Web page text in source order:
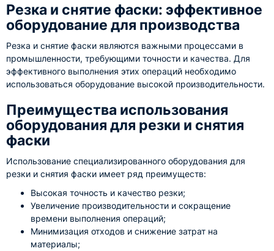
Резка и снятие фаски: эффективное
оборудование для производства
Резка и снятие фаски являются важными процессами в
промышленности, требующими точности и качества. Для
эффективного выполнения этих операций необходимо
использоваться оборудование высокой производительности.
Преимущества использования
оборудования для резки и снятия
фаски
Использование специализированного оборудования для
резки и снятия фаски имеет ряд преимуществ:
Высокая точность и качество резки;
Увеличение производительности и сокращение
времени выполнения операций;
Минимизация отходов и снижение затрат на
материалы;